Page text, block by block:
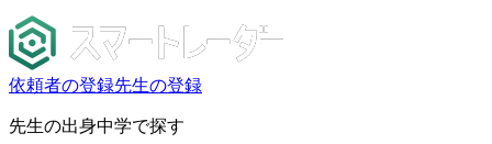
依頼者の登録先生の登録
先生の出身中学で探す